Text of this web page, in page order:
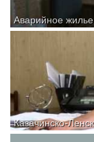
Аварийное
Казачинско-